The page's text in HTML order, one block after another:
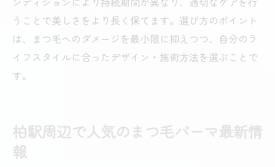
うことで美しさをより長く保てます。選び方のポイント
は、まつ毛へのダメージを最小限に抑えつつ、自分のラ
イフスタイルに合ったデザイン・施術方法を選ぶことで
す。
柏駅周辺で人気のまつ毛パーマ最新情
報